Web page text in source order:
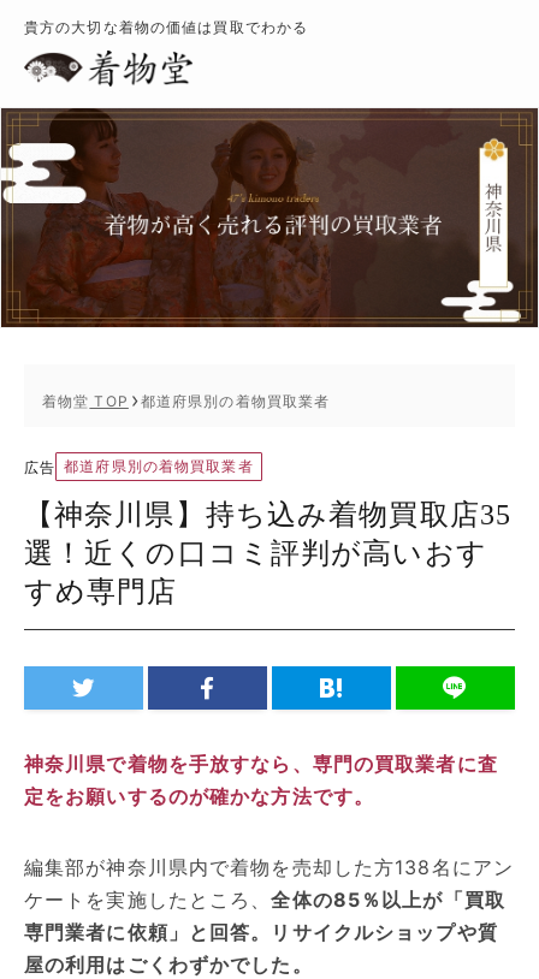
貴方の大切な着物の価値は買取でわかる
着物堂 TOP 都道府県別の着物買取業者
広告 都道府県別の着物買取業者
【神奈川県】持ち込み着物買取店35
選！近くの口コミ評判が高いおす
すめ専門店
神奈川県で着物を手放すなら、専門の買取業者に査
定をお願いするのが確かな方法です。
編集部が神奈川県内で着物を売却した方138名にアン
ケートを実施したところ、全体の85％以上が「買取
専門業者に依頼」と回答。リサイクルショップや質
屋の利用はごくわずかでした。